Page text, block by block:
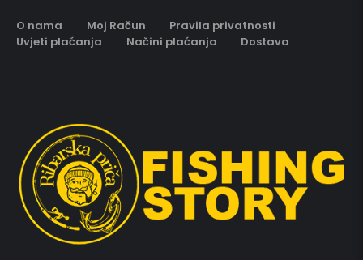
O nama Moj Račun
Pravila privatnosti
Uvjeti plaćanja
Načini plaćanja Dostava